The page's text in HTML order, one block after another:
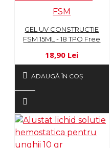
FSM
GEL UV CONSTRUCTIE
FSM 15ML - 18 TPO Free
18,90 Lei
ADAUGĂ ÎN COŞ